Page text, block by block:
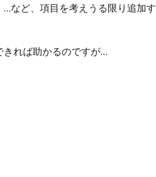
など、項目を考えうる限り追加
きれば助かるのですが…